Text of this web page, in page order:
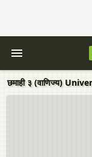
छमाही ३ (वाणिज्य)